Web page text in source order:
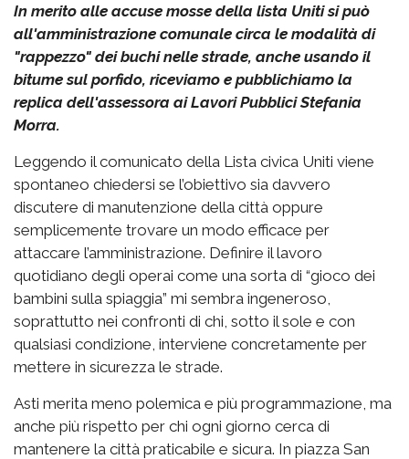
In merito alle accuse mosse della lista Uniti si può
all'amministrazione comunale circa le modalità di
"rappezzo" dei buchi nelle strade, anche usando il
bitume sul porfido, riceviamo e pubblichiamo la
replica dell'assessora ai Lavori Pubblici Stefania
Morra.
Leggendo il comunicato della Lista civica Uniti viene
spontaneo chiedersi se l’obiettivo sia davvero
discutere di manutenzione della città oppure
semplicemente trovare un modo efficace per
attaccare l’amministrazione. Definire il lavoro
quotidiano degli operai come una sorta di “gioco dei
bambini sulla spiaggia” mi sembra ingeneroso,
soprattutto nei confronti di chi, sotto il sole e con
qualsiasi condizione, interviene concretamente per
mettere in sicurezza le strade.
Asti merita meno polemica e più programmazione, ma
anche più rispetto per chi ogni giorno cerca di
mantenere la città praticabile e sicura. In piazza San